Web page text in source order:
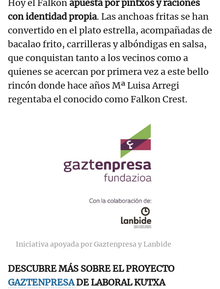
Hoy el Falkonapuesta por pintxos y raciones
con identidad propia. Las anchoas fritas se han
convertido en el plato estrella, acompañadas de
bacalao frito, carrilleras y albóndigas en salsa,
que conquistan tanto a los vecinos como a
quienes se acercan por primera vez a este bello
rincón donde hace años Mª Luisa Arregi
regentaba el conocido como Falkon Crest.
Iniciativa apoyada por Gaztenpresa y Lanbide
DESCUBRE MÁS SOBRE EL PROYECTO
GAZTENPRESADE LABORAL KUTXA